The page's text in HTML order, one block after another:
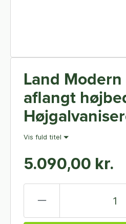
Land
aflangt
Magnelis -
40 cm høj -
bundplade
Vis fuld titel
5.090,00 kr.